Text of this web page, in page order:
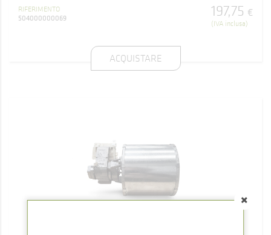
RIFERIMENTO
504000000069
197,75 €
(IVA inclusa)
ACQUISTARE